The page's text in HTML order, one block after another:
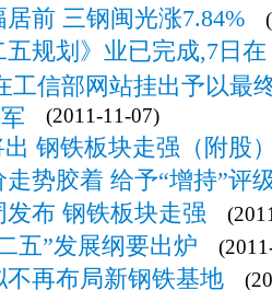
前 三钢闽光涨7.84%
五规划》业已完成,7日
工信部网站挂出予以最
(2011-11-07)
出 钢铁板块走强（附股
势胶着 给予“增持”评
布 钢铁板块走强
五”发展纲要出炉
再布局新钢铁基地